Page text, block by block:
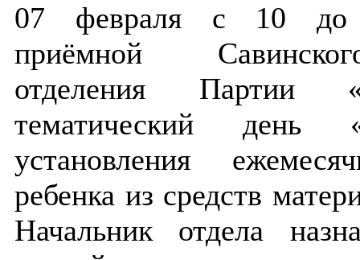
07 февраля с 10
приёмной
отделения Партии
тематический день
установления
ребенка из средств
Начальник отдела